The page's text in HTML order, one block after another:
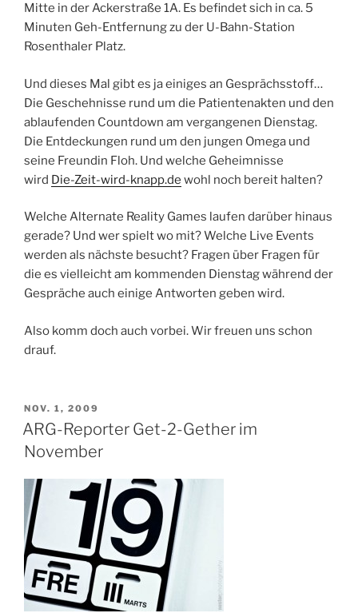
Mitte in der Ackerstraße 1A. Es befindet sich in ca. 5
Minuten Geh-Entfernung zu der U-Bahn-Station
Rosenthaler Platz.
Und dieses Mal gibt es ja einiges an Gesprächsstoff…
Die Geschehnisse rund um die Patientenakten und den
ablaufenden Countdown am vergangenen Dienstag.
Die Entdeckungen rund um den jungen Omega und
seine Freundin Floh. Und welche Geheimnisse
wird Die-Zeit-wird-knapp.de wohl noch bereit halten?
Welche Alternate Reality Games laufen darüber hinaus
gerade? Und wer spielt wo mit? Welche Live Events
werden als nächste besucht? Fragen über Fragen für
die es vielleicht am kommenden Dienstag während der
Gespräche auch einige Antworten geben wird.
Also komm doch auch vorbei. Wir freuen uns schon
drauf.
VERÖFFENTLICHT
AM
NOV. 1, 2009
ARG-Reporter Get-2-Gether im
November